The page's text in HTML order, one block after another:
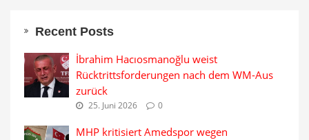
Recent Posts
İbrahim Hacıosmanoğlu weist
Rücktrittsforderungen nach dem WM-Aus
zurück
25. Juni 2026 0
MHP kritisiert Amedspor wegen